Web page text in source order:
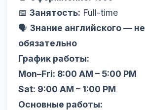
📅 Занятость: Full-time
🗣 Знание английского — не
обязательно
График работы:
Mon–Fri: 8:00 AM – 5:00 PM
Sat: 9:00 AM – 1:00 PM
Основные работы: